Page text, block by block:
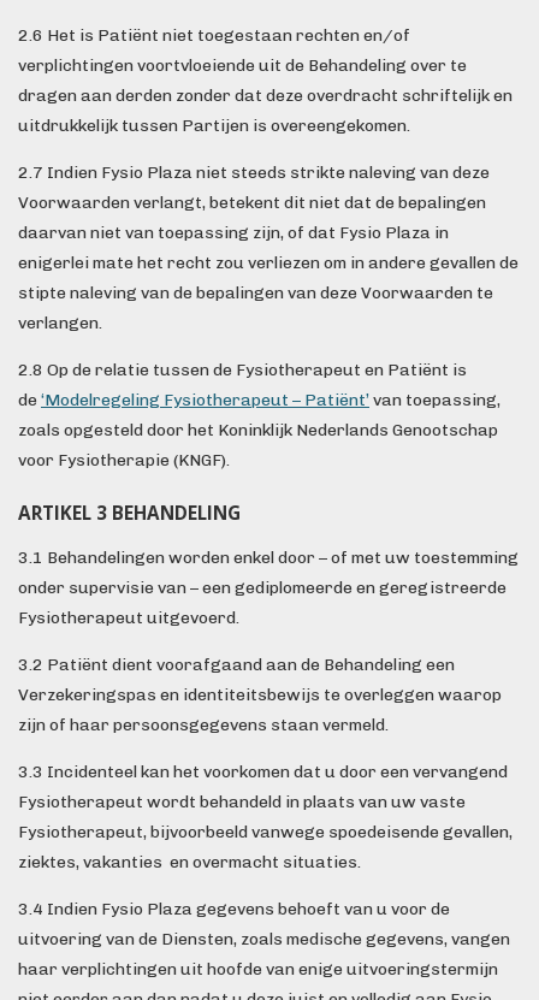
2.6 Het is Patiënt niet toegestaan rechten en/of
verplichtingen voortvloeiende uit de Behandeling over te
dragen aan derden zonder dat deze overdracht schriftelijk en
uitdrukkelijk tussen Partijen is overeengekomen.
2.7 Indien Fysio Plaza niet steeds strikte naleving van deze
Voorwaarden verlangt, betekent dit niet dat de bepalingen
daarvan niet van toepassing zijn, of dat Fysio Plaza in
enigerlei mate het recht zou verliezen om in andere gevallen de
stipte naleving van de bepalingen van deze Voorwaarden te
verlangen.
2.8 Op de relatie tussen de Fysiotherapeut en Patiënt is
de ‘Modelregeling Fysiotherapeut – Patiënt’van toepassing,
zoals opgesteld door het Koninklijk Nederlands Genootschap
voor Fysiotherapie (KNGF).
ARTIKEL 3 BEHANDELING
3.1 Behandelingen worden enkel door – of met uw toestemming
onder supervisie van – een gediplomeerde en geregistreerde
Fysiotherapeut uitgevoerd.
3.2 Patiënt dient voorafgaand aan de Behandeling een
Verzekeringspas en identiteitsbewijs te overleggen waarop
zijn of haar persoonsgegevens staan vermeld.
3.3 Incidenteel kan het voorkomen dat u door een vervangend
Fysiotherapeut wordt behandeld in plaats van uw vaste
Fysiotherapeut, bijvoorbeeld vanwege spoedeisende gevallen,
ziektes, vakanties en overmacht situaties.
3.4 Indien Fysio Plaza gegevens behoeft van u voor de
uitvoering van de Diensten, zoals medische gegevens, vangen
haar verplichtingen uit hoofde van enige uitvoeringstermijn